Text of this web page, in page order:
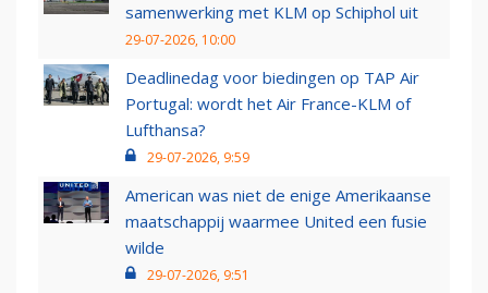
samenwerking met KLM op Schiphol uit
29-07-2026, 10:00
Deadlinedag voor biedingen op TAP Air
Portugal: wordt het Air France-KLM of
Lufthansa?
29-07-2026, 9:59
American was niet de enige Amerikaanse
maatschappij waarmee United een fusie
wilde
29-07-2026, 9:51